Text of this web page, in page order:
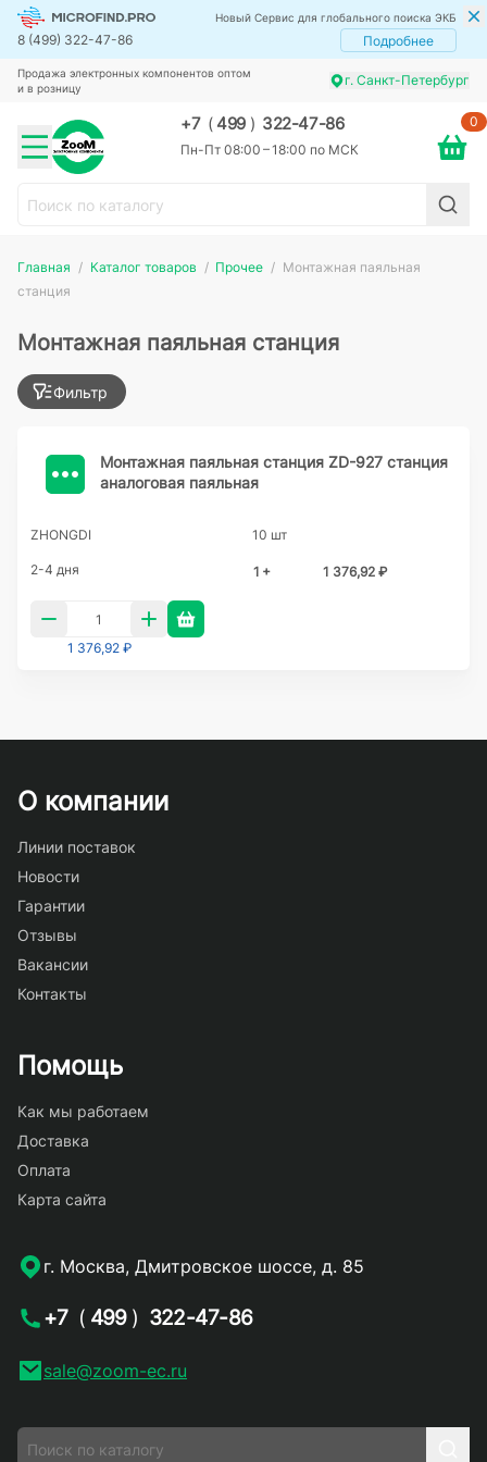
Новый Сервис для глобального поиска ЭКБ
8 (499) 322-47-86 Подробнее
Продажа электронных компонентов оптом
и в розницу
г. Санкт-Петербург
+7 (499 ) 322-47-86
Пн-Пт 08:00 – 18:00 по МСК
0
Главная Каталог товаров Прочее
Монтажная паяльная
станция
Монтажная паяльная станция
Фильтр
Монтажная паяльная станция ZD-927 станция
аналоговая паяльная
ZHONGDI 10 шт
2-4 дня 1 + 1 376,92 ₽
1 376,92 ₽
О компании
Линии поставок
Новости
Гарантии
Отзывы
Вакансии
Контакты
Помощь
Как мы работаем
Доставка
Оплата
Карта сайта
г. Москва, Дмитровское шоссе, д. 85
+7 ( 499 ) 322-47-86
sale@zoom-ec.ru